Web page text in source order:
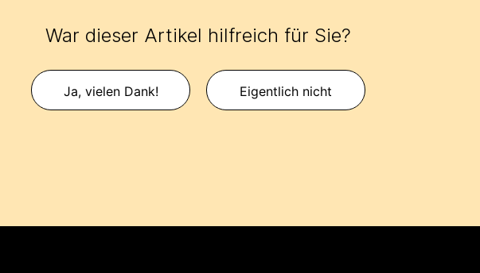
War dieser Artikel hilfreich für Sie?
Ja, vielen Dank! Eigentlich nicht